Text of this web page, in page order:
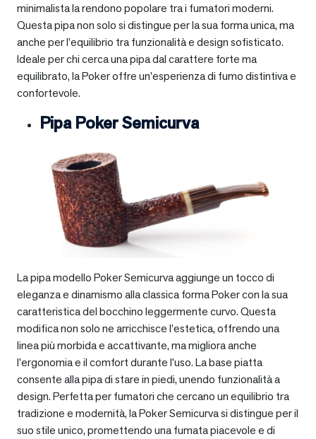
minimalista la rendono popolare tra i fumatori moderni.
Questa pipa non solo si distingue per la sua forma unica, ma
anche per l’equilibrio tra funzionalità e design sofisticato.
Ideale per chi cerca una pipa dal carattere forte ma
equilibrato, la Poker offre un’esperienza di fumo distintiva e
confortevole.
Pipa Poker Semicurva
La pipa modello Poker Semicurva aggiunge un tocco di
eleganza e dinamismo alla classica forma Poker con la sua
caratteristica del bocchino leggermente curvo. Questa
modifica non solo ne arricchisce l’estetica, offrendo una
linea più morbida e accattivante, ma migliora anche
l’ergonomia e il comfort durante l’uso. La base piatta
consente alla pipa di stare in piedi, unendo funzionalità a
design. Perfetta per fumatori che cercano un equilibrio tra
tradizione e modernità, la Poker Semicurva si distingue per il
suo stile unico, promettendo una fumata piacevole e di